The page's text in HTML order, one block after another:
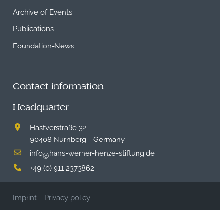
Archive of Events
Publications
Foundation-News
Contact information
Headquarter
Hastverstraße 32
90408 Nürnberg - Germany
info@hans-werner-henze-stiftung.de
+49 (0) 911 2373862
Imprint Privacy policy